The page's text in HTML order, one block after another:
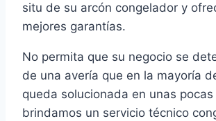
situ de su arcón congelador y
mejores garantías.
No permita que su negocio se
de una avería que en la mayoría
queda solucionada en unas
brindamos un servicio técnico